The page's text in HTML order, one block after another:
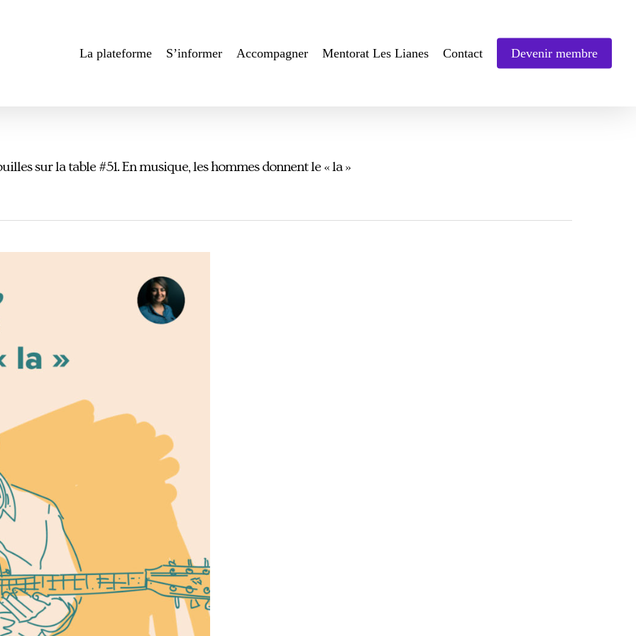
La plateforme S’informer Accompagner Mentorat Les Lianes Contact Devenir membre
sur la table #51. En musique, les hommes donnent le « la »